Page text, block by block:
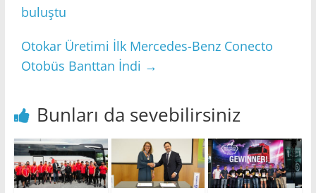
buluştu
Otokar Üretimi İlk Mercedes-Benz Conecto
Otobüs Banttan İndi →
Bunları da sevebilirsiniz